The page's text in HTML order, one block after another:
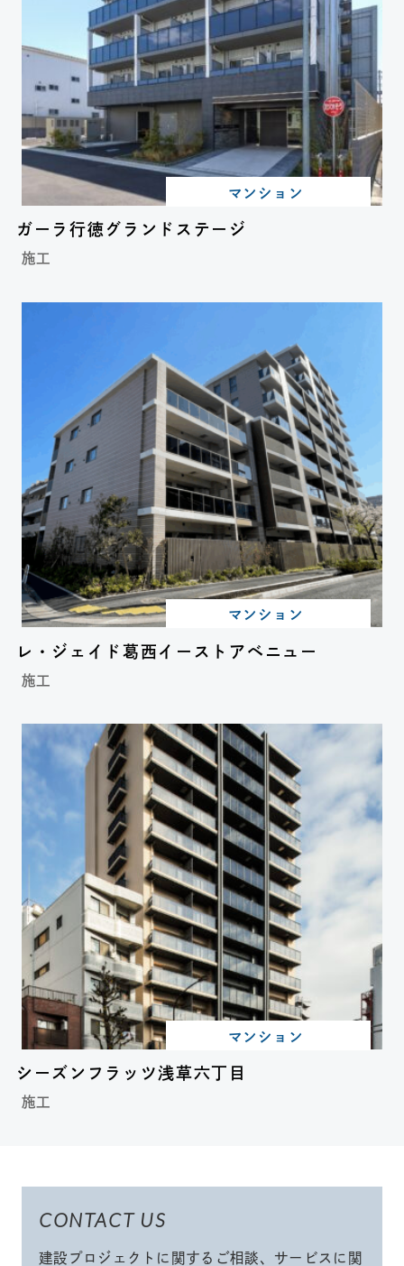
マンション
ガーラ行徳グランドステージ
施工
マンション
レ・ジェイド葛西イーストアベニュー
施工
マンション
シーズンフラッツ浅草六丁目
施工
CONTACT US
建設プロジェクトに関するご相談、サービスに関